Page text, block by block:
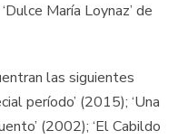
María Loynaz’ de
las siguientes
período’ (2015); ‘Una
(2002); ‘El Cabildo